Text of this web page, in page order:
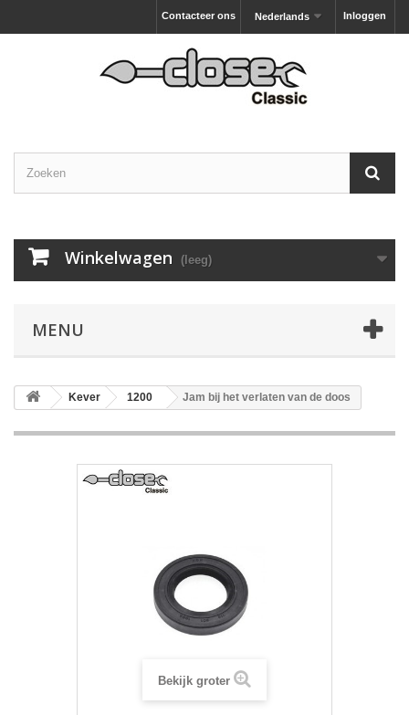
Inloggen
Nederlands
Contacteer ons
Winkelwagen (leeg)
MENU
Kever 1200 Jam bij het verlaten van de doos
Bekijk groter